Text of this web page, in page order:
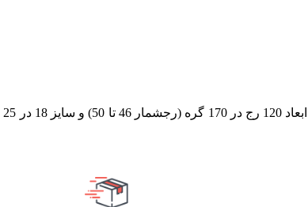
(رجشمار 46 تا 50 )